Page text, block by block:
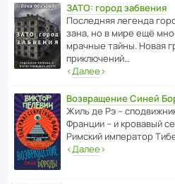
ЗАТО: город забвения
После­дняя легенда
зана, но в мире ещё
мрачные тайны. Новая
приключений…
‹Далее›
Возвращение Синей
Жиль де Рэ –
Франции – и кровавый
Римский импе­ратор
‹Далее›